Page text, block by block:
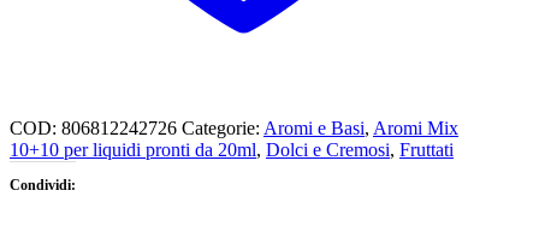
COD: 806812242726 Categorie: Aromi e Basi, Aromi Mix
10+10 per liquidi pronti da 20ml, Dolci e Cremosi, Fruttati
Condividi: